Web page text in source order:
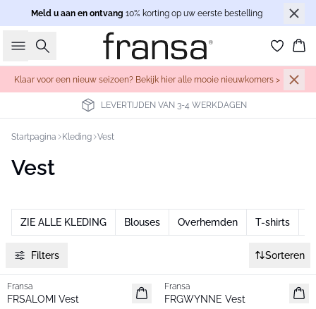
Meld u aan en ontvang 10% korting op uw eerste bestelling
Zoeken
Klaar voor een nieuw seizoen? Bekijk hier alle mooie nieuwkomers >
LEVERTIJDEN VAN 3-4 WERKDAGEN
Startpagina Kleding Vest
Vest
ZIE ALLE KLEDING Blouses Overhemden T-shirts
Filters Sorteren
Nieuw
Fransa
FRSALOMI Vest
Nieuw
Fransa
FRGWYNNE Vest